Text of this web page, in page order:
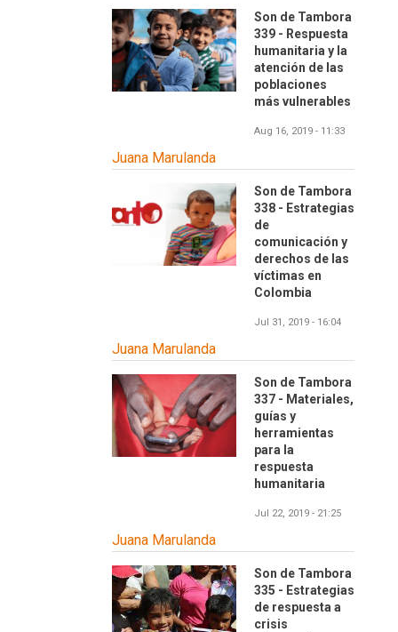
Son de Tambora
339 - Respuesta
humanitaria y la
atención de las
poblaciones
más vulnerables
Aug 16, 2019 - 11:33
Juana Marulanda
Son de Tambora
338 - Estrategias
de
comunicación y
derechos de las
víctimas en
Colombia
Jul 31, 2019 - 16:04
Juana Marulanda
Son de Tambora
337 - Materiales,
guías y
herramientas
para la
respuesta
humanitaria
Jul 22, 2019 - 21:25
Juana Marulanda
Son de Tambora
335 - Estrategias
de respuesta a
crisis